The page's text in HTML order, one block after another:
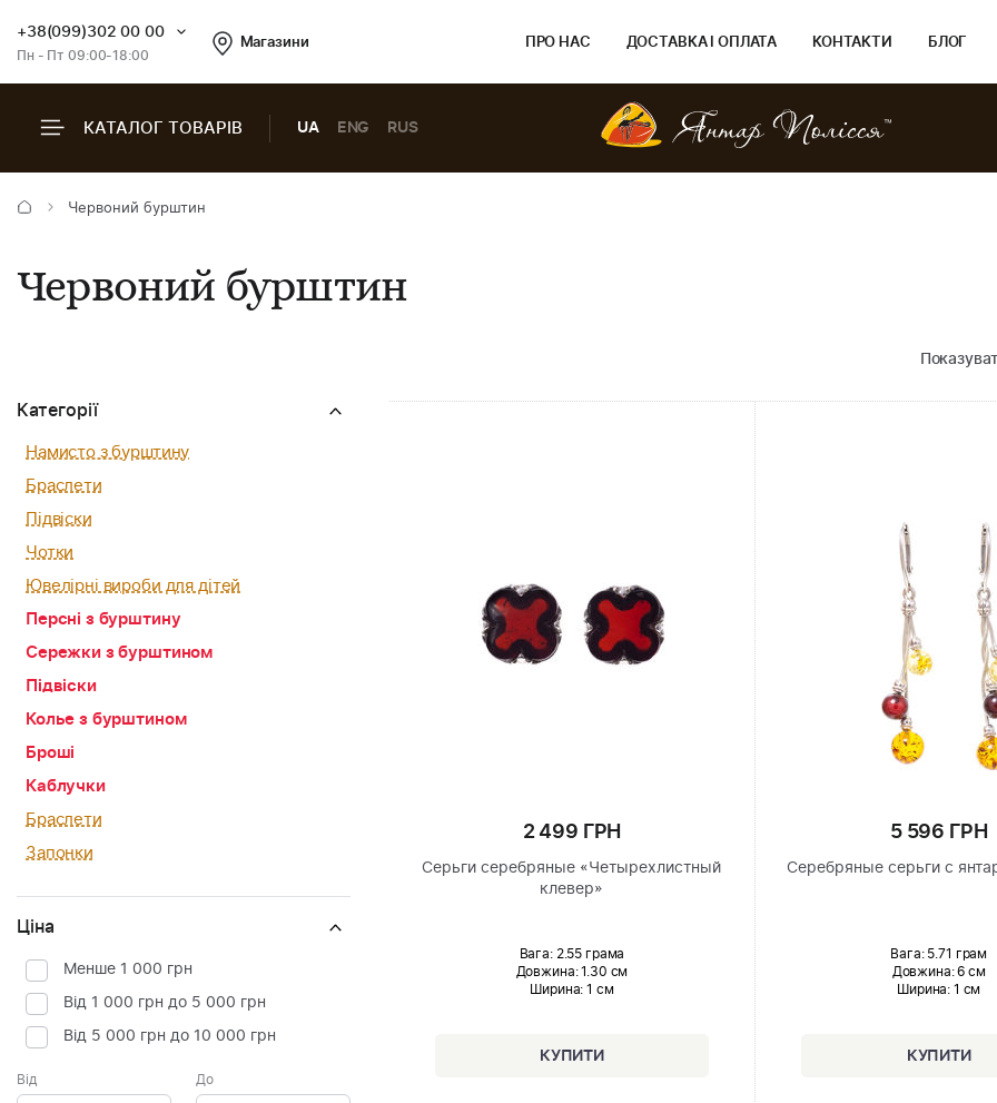
+38(099)302 00 00
Пн - Пт 09:00-18:00
Магазини ПРО НАС ДОСТАВКА І ОПЛАТА КОНТАКТИ БЛОГ
КАТАЛОГ ТОВАРІВ UA ENG RUS
Червоний бурштин
Червоний бурштин
Категорії
Намисто з бурштину
Браслети
Підвіски
Чотки
Ювелірні вироби для дітей
Персні з бурштину
Сережки з бурштином
Підвіски
Колье з бурштином
Броші
Каблучки
Браслети
Запонки
Ціна
Менше 1 000 грн
Від 1 000 грн до 5 000 грн
Від 5 000 грн до 10 000 грн
Від До
2 499 ГРН
Серьги серебряные «Четырехлистный
клевер»
Вага: 2.55 грама
Довжина:1.30 см
Ширина: 1 см
5 596 ГРН
Серебряные серьги с
Вага: 5.71 грам
Довжина:6 см
Ширина: 1 см